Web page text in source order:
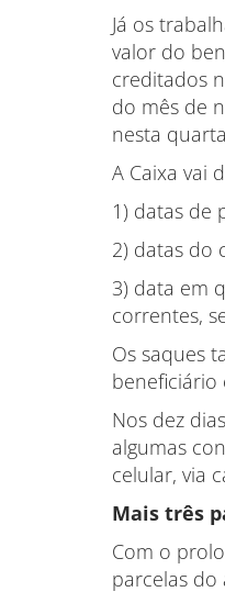
Já os
valor do
creditados
do mês de
nesta
A Caixa vai
1) datas de
2) datas do
3) data em
correntes,
Os saques
beneficiário
Nos dez
algumas
celular, via
Mais três
Com o
parcelas do